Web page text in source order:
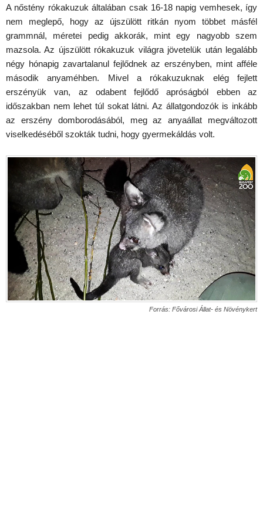
A nőstény rókakuzuk általában csak 16-18 napig vemhesek, így
nem meglepő, hogy az újszülött ritkán nyom többet másfél
grammnál, méretei pedig akkorák, mint egy nagyobb szem
mazsola. Az újszülött rókakuzuk világra jövetelük után legalább
négy hónapig zavartalanul fejlődnek az erszényben, mint afféle
második anyaméhben. Mivel a rókakuzuknak elég fejlett
erszényük van, az odabent fejlődő apróságból ebben az
időszakban nem lehet túl sokat látni. Az állatgondozók is inkább
az erszény domborodásából, meg az anyaállat megváltozott
viselkedéséből szokták tudni, hogy gyermekáldás volt.
Forrás: Fővárosi Állat- és Növénykert